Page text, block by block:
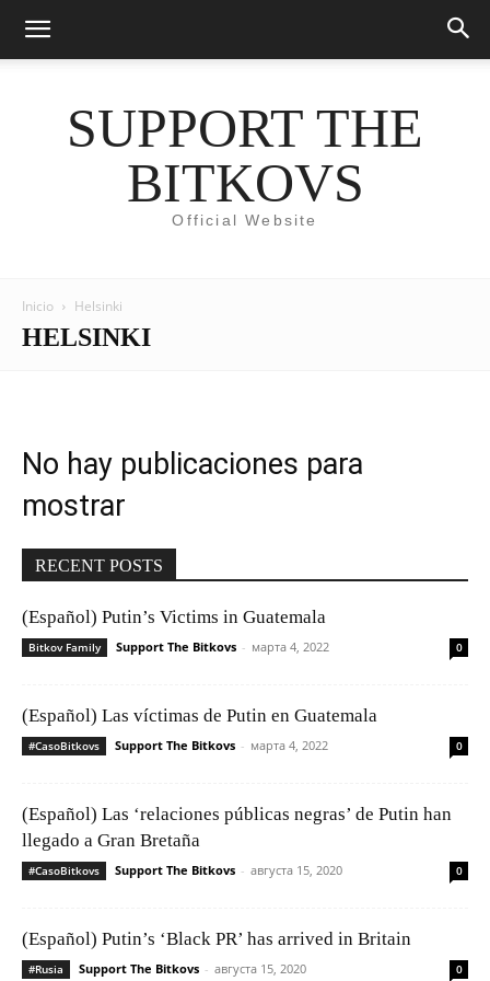
SUPPORT THE
BITKOVS
Official Website
Inicio Helsinki
HELSINKI
No hay publicaciones para
mostrar
RECENT POSTS
(Español) Putin’s Victims in Guatemala
Bitkov Family Support The Bitkovs - марта 4, 2022 0
(Español) Las víctimas de Putin en Guatemala
#CasoBitkovs Support The Bitkovs - марта 4, 2022 0
(Español) Las ‘relaciones públicas negras’ de Putin han
llegado a Gran Bretaña
#CasoBitkovs Support The Bitkovs - августа 15, 2020 0
(Español) Putin’s ‘Black PR’ has arrived in Britain
#Rusia Support The Bitkovs - августа 15, 2020 0